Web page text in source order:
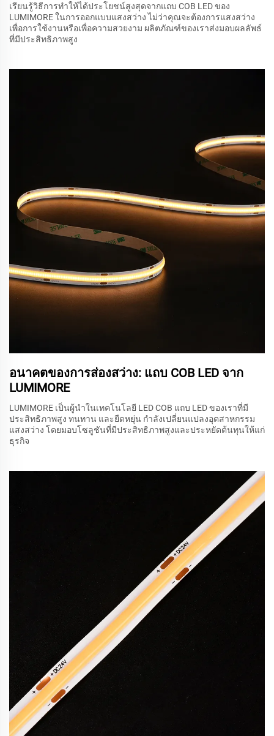
เรียนรู้วิธีการทำให้ได้ประโยชน์สูงสุดจากแถบ COB LED ของ
LUMIMORE ในการออกแบบแสงสว่าง ไม่ว่าคุณจะต้องการแสงสว่าง
เพื่อการใช้งานหรือเพื่อความสวยงาม ผลิตภัณฑ์ของเราส่งมอบผลลัพธ์
ที่มีประสิทธิภาพสูง
อนาคตของการส่องสว่าง: แถบ COB LED จาก
LUMIMORE
LUMIMORE เป็นผู้นำในเทคโนโลยี LED COB แถบ LED ของเราที่มี
ประสิทธิภาพสูง ทนทาน และยืดหยุ่น กำลังเปลี่ยนแปลงอุตสาหกรรม
แสงสว่าง โดยมอบโซลูชันที่มีประสิทธิภาพสูงและประหยัดต้นทุนให้แก่
ธุรกิจ